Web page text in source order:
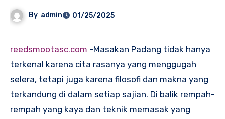
By admin 01/25/2025
reedsmootasc.com -Masakan Padang tidak hanya
terkenal karena cita rasanya yang menggugah
selera, tetapi juga karena filosofi dan makna yang
terkandung di dalam setiap sajian. Di balik rempah-
rempah yang kaya dan teknik memasak yang